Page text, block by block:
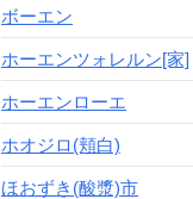
ボーエン
ホーエンツォレルン[家]
ホーエンローエ
ホオジロ(頬白)
ほおずき(酸漿)市